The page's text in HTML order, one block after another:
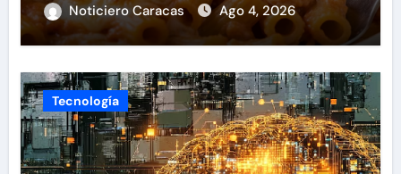
Noticiero Caracas Ago 4, 2026
Tecnología